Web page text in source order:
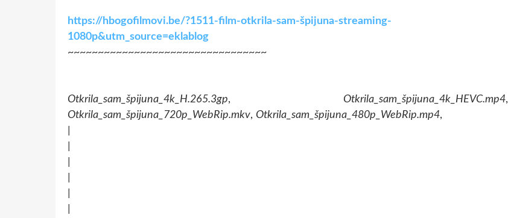
https://hbogofilmovi.be/?1511-film-otkrila-sam-špijuna-streaming-
1080p&utm_source=eklablog
~~~~~~~~~~~~~~~~~~~~~~~~~~~~~~~~~
Otkrila_sam_špijuna_4k_H.265.3gp, Otkrila_sam_špijuna_4k_HEVC.mp4,
Otkrila_sam_špijuna_720p_WebRip.mkv, Otkrila_sam_špijuna_480p_WebRip.mp4,